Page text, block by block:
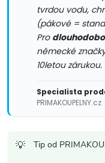
u
tvrdou vodu,
(pákové =
Pro
německé
10letou zárukou.
Specialista
PRIMAKOUPELNY.cz
Tip od